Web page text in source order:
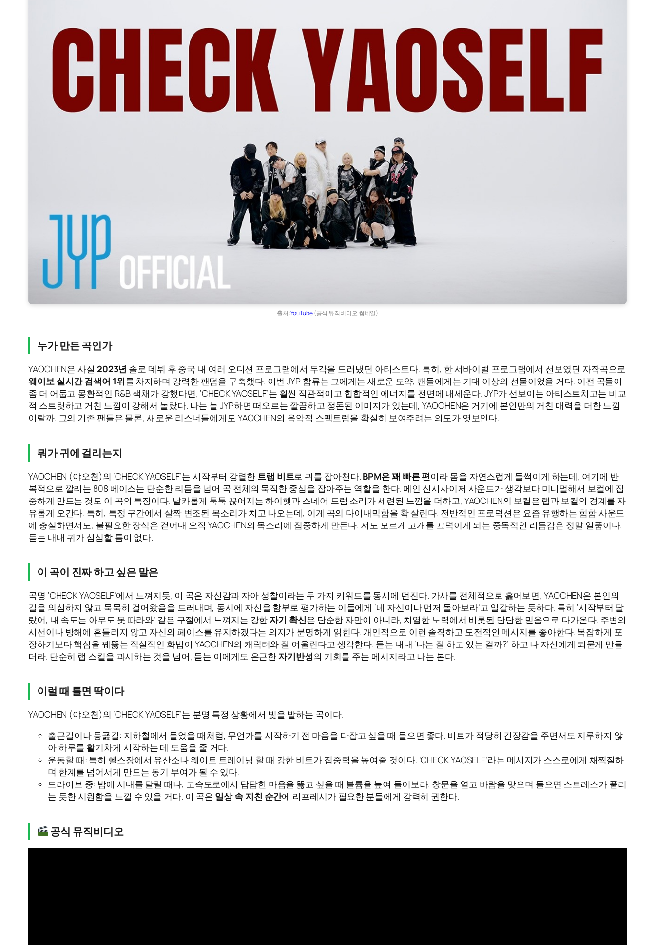
출처:YouTube(공식 뮤직비디오 썸네일)
누가 만든 곡인가
YAOCHEN은 사실 2023년 솔로 데뷔 후 중국 내 여러 오디션 프로그램에서 두각을 드러냈던 아티스트다. 특히, 한 서바이벌 프로그램에서 선보였던 자작곡으로
웨이보 실시간 검색어 1위를 차지하며 강력한 팬덤을 구축했다. 이번 JYP 합류는 그에게는 새로운 도약, 팬들에게는 기대 이상의 선물이었을 거다. 이전 곡들이
좀 더 어둡고 몽환적인 R&B 색채가 강했다면, ‘CHECK YAOSELF’는 훨씬 직관적이고 힙합적인 에너지를 전면에 내세운다. JYP가 선보이는 아티스트치고는 비교
적 스트릿하고 거친 느낌이 강해서 놀랐다. 나는 늘 JYP하면 떠오르는 깔끔하고 정돈된 이미지가 있는데, YAOCHEN은 거기에 본인만의 거친 매력을 더한 느낌
이랄까. 그의 기존 팬들은 물론, 새로운 리스너들에게도 YAOCHEN의 음악적 스펙트럼을 확실히 보여주려는 의도가 엿보인다.
뭐가 귀에 걸리는지
YAOCHEN (야오천)의 ‘CHECK YAOSELF’는 시작부터 강렬한 트랩 비트로 귀를 잡아챈다. BPM은 꽤 빠른 편이라 몸을 자연스럽게 들썩이게 하는데, 여기에 반
복적으로 깔리는 808 베이스는 단순한 리듬을 넘어 곡 전체의 묵직한 중심을 잡아주는 역할을 한다. 메인 신시사이저 사운드가 생각보다 미니멀해서 보컬에 집
중하게 만드는 것도 이 곡의 특징이다. 날카롭게 툭툭 끊어지는 하이햇과 스네어 드럼 소리가 세련된 느낌을 더하고, YAOCHEN의 보컬은 랩과 보컬의 경계를 자
유롭게 오간다. 특히, 특정 구간에서 살짝 변조된 목소리가 치고 나오는데, 이게 곡의 다이내믹함을 확 살린다. 전반적인 프로덕션은 요즘 유행하는 힙합 사운드
에 충실하면서도, 불필요한 장식은 걷어내 오직 YAOCHEN의 목소리에 집중하게 만든다. 저도 모르게 고개를 끄덕이게 되는 중독적인 리듬감은 정말 일품이다.
듣는 내내 귀가 심심할 틈이 없다.
이 곡이 진짜 하고 싶은 말은
곡명 ‘CHECK YAOSELF’에서 느껴지듯, 이 곡은 자신감과 자아 성찰이라는 두 가지 키워드를 동시에 던진다. 가사를 전체적으로 훑어보면, YAOCHEN은 본인의
길을 의심하지 않고 묵묵히 걸어왔음을 드러내며, 동시에 자신을 함부로 평가하는 이들에게 ‘네 자신이나 먼저 돌아보라’고 일갈하는 듯하다. 특히 ‘시작부터 달
랐어, 내 속도는 아무도 못 따라와’ 같은 구절에서 느껴지는 강한 자기 확신은 단순한 자만이 아니라, 치열한 노력에서 비롯된 단단한 믿음으로 다가온다. 주변의
시선이나 방해에 흔들리지 않고 자신의 페이스를 유지하겠다는 의지가 분명하게 읽힌다. 개인적으로 이런 솔직하고 도전적인 메시지를 좋아한다. 복잡하게 포
장하기보다 핵심을 꿰뚫는 직설적인 화법이 YAOCHEN의 캐릭터와 잘 어울린다고 생각한다. 듣는 내내 ‘나는 잘 하고 있는 걸까?’ 하고 나 자신에게 되묻게 만들
더라. 단순히 랩 스킬을 과시하는 것을 넘어, 듣는 이에게도 은근한 자기반성의 기회를 주는 메시지라고 나는 본다.
이럴 때 틀면 딱이다
YAOCHEN (야오천)의 ‘CHECK YAOSELF’는 분명 특정 상황에서 빛을 발하는 곡이다.
출근길이나 등굞길: 지하철에서 들었을 때처럼, 무언가를 시작하기 전 마음을 다잡고 싶을 때 들으면 좋다. 비트가 적당히 긴장감을 주면서도 지루하지 않
아 하루를 활기차게 시작하는 데 도움을 줄 거다.
운동할 때: 특히 헬스장에서 유산소나 웨이트 트레이닝 할 때 강한 비트가 집중력을 높여줄 것이다. ‘CHECK YAOSELF’라는 메시지가 스스로에게 채찍질하
며 한계를 넘어서게 만드는 동기 부여가 될 수 있다.
드라이브 중: 밤에 시내를 달릴 때나, 고속도로에서 답답한 마음을 뚫고 싶을 때 볼륨을 높여 들어보라. 창문을 열고 바람을 맞으며 들으면 스트레스가 풀리
는 듯한 시원함을 느낄 수 있을 거다. 이 곡은 일상 속 지친 순간에 리프레시가 필요한 분들에게 강력히 권한다.
공식 뮤직비디오